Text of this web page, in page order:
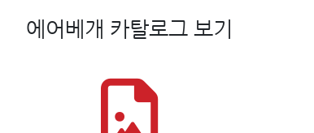
에어베개 카탈로그 보기